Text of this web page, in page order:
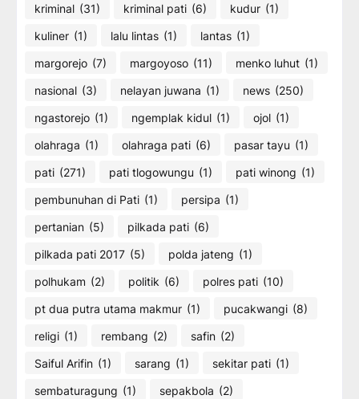
kriminal (31) kriminal pati (6) kudur (1)
kuliner (1) lalu lintas (1) lantas (1)
margorejo (7) margoyoso (11) menko luhut (1)
nasional (3) nelayan juwana (1) news (250)
ngastorejo (1) ngemplak kidul (1) ojol (1)
olahraga (1) olahraga pati (6) pasar tayu (1)
pati (271) pati tlogowungu (1) pati winong (1)
pembunuhan di Pati (1) persipa (1)
pertanian (5) pilkada pati (6)
pilkada pati 2017 (5) polda jateng (1)
polhukam (2) politik (6) polres pati (10)
pt dua putra utama makmur (1) pucakwangi (8)
religi (1) rembang (2) safin (2)
Saiful Arifin (1) sarang (1) sekitar pati (1)
sembaturagung (1) sepakbola (2)